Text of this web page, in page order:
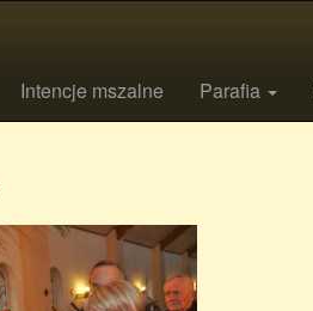
Intencje mszalne Parafia